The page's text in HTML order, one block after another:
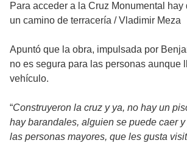
Para acceder a la Cruz Monumental hay
un camino de terracería /Vladimir Meza
Apuntó que la obra, impulsada por
no es segura para las personas aunque
vehículo.
“Construyeron la cruz y ya, no hay un
hay barandales, alguien se puede caer
las personas mayores, que les gusta